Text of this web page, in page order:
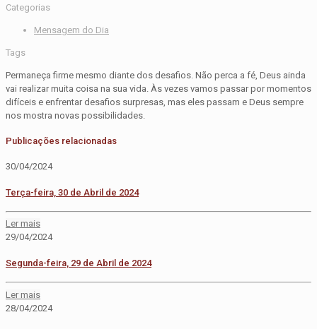
Categorias
Mensagem do Dia
Tags
Permaneça firme mesmo diante dos desafios. Não perca a fé, Deus ainda
vai realizar muita coisa na sua vida. Às vezes vamos passar por momentos
difíceis e enfrentar desafios surpresas, mas eles passam e Deus sempre
nos mostra novas possibilidades.
Publicações relacionadas
30/04/2024
Terça-feira, 30 de Abril de 2024
Ler mais
29/04/2024
Segunda-feira, 29 de Abril de 2024
Ler mais
28/04/2024